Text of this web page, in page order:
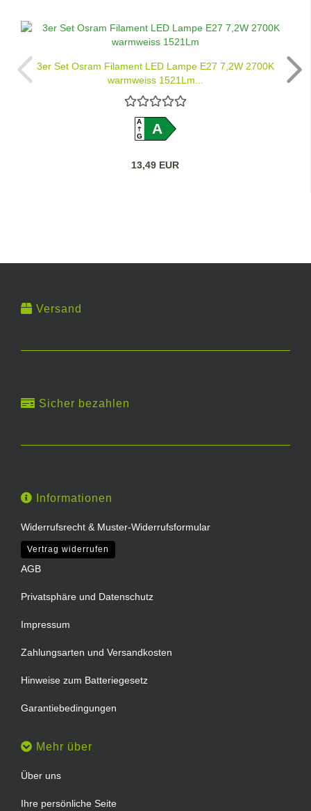
3er Set Osram Filament LED Lampe E27 7,2W 2700K
warmweiss 1521Lm...
A
GA
13,49 EUR
Versand
Sicher bezahlen
Informationen
Widerrufsrecht & Muster-Widerrufsformular
Vertrag widerrufen
AGB
Privatsphäre und Datenschutz
Impressum
Zahlungsarten und Versandkosten
Hinweise zum Batteriegesetz
Garantiebedingungen
Mehr über
Über uns
Ihre persönliche Seite